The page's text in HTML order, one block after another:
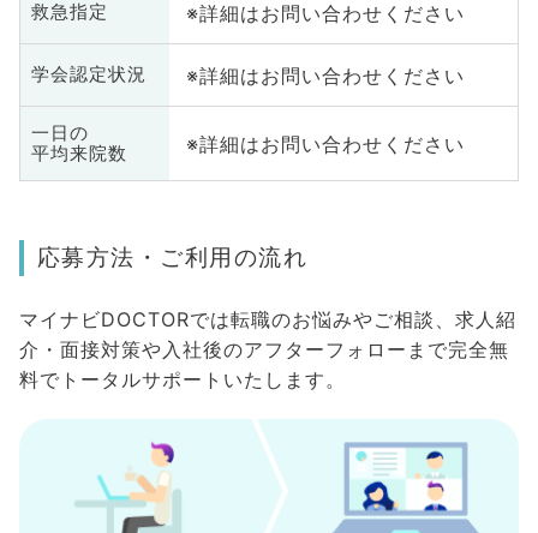
救急指定 ※詳細はお問い合わせください
学会認定状況 ※詳細はお問い合わせください
一日の
平均来院数
※詳細はお問い合わせください
応募方法・ご利用の流れ
マイナビDOCTORでは転職のお悩みやご相談、求人紹
介・面接対策や入社後のアフターフォローまで完全無
料でトータルサポートいたします。